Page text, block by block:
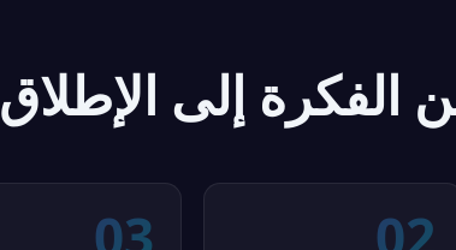
إلى الإطلاق